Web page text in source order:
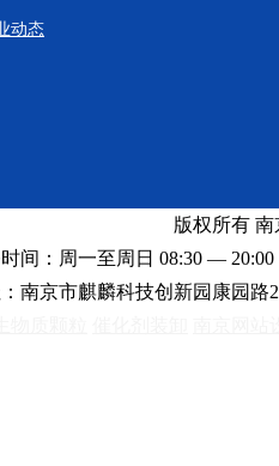
动态
版权所有
间：周一至周日 08:30 —
南京市麒麟科技创新园康园